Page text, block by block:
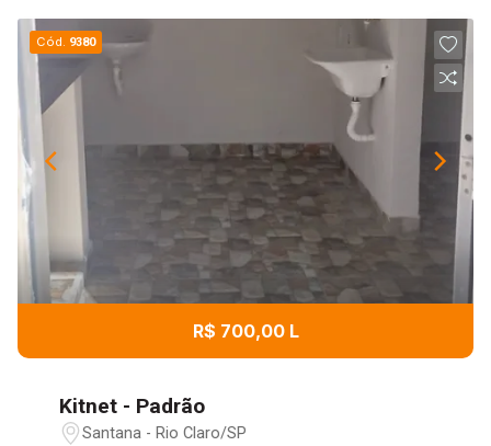
Cód. 9380
R$ 700,00 L
Kitnet - Padrão
Santana - Rio Claro/SP